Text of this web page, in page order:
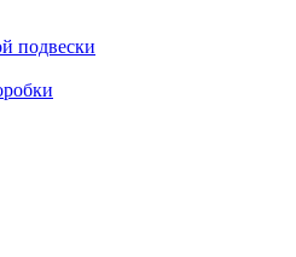
подвески